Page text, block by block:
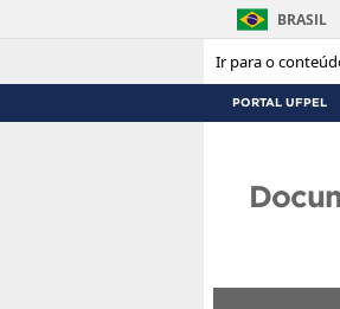
Ir para o
BRASIL
PORTAL UFPEL